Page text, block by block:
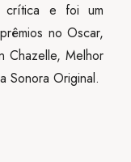
crítica e foi um
no Oscar,
Chazelle, Melhor
Sonora Original.